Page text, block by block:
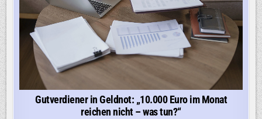
Gutverdiener in Geldnot: „10.000 Euro im Monat
reichen nicht – was tun?“